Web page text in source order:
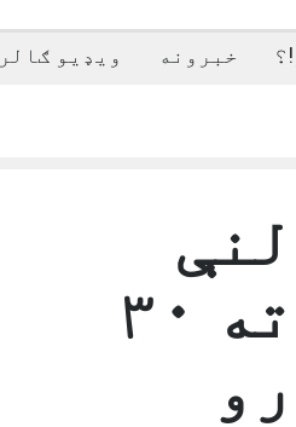
خبرونه ویډیو
افغانستان ته ۳۰